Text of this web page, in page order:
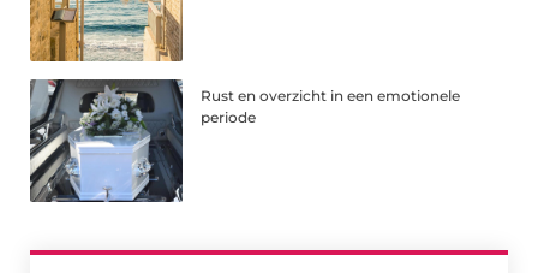
Rust en overzicht in een emotionele
periode